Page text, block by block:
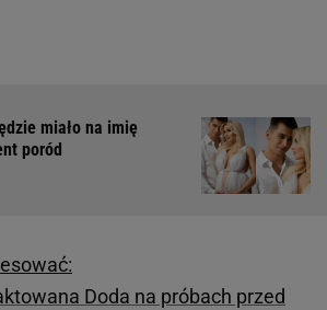
miało na imię
poród
Doda na próbach przed